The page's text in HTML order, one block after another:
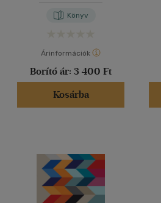
Könyv
Árinformációk
Borító ár: 3 400 Ft
Kosárba